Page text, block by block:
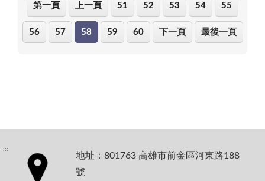
第一頁 上一頁 51 52 53 54 55
56 57 58 59 60 下一頁 最後一頁
:::
地址：801763 高雄市前金區河東路188
號